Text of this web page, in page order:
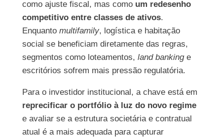
como ajuste fiscal, mas como um redesenho
competitivo entre classes de ativos.
Enquanto multifamily, logística e habitação
social se beneficiam diretamente das regras,
segmentos como loteamentos, land bankinge
escritórios sofrem mais pressão regulatória.
Para o investidor institucional, a chave está em
reprecificar o portfólio à luz do novo regime
e avaliar se a estrutura societária e contratual
atual é a mais adequada para capturar